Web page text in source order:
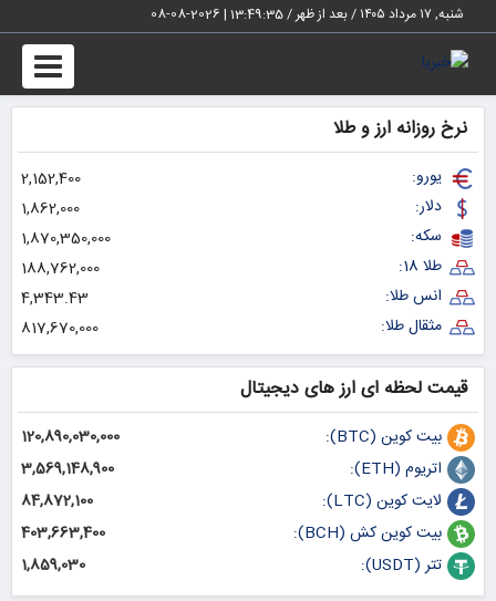
شنبه, ۱۷ مرداد ۱۴۰۵ / بعد از ظهر / 13:49:37
|
2026-08-08
نرخ روزانه ارز و طلا
یورو:
2,152,400
دلار:
1,862,000
سکه:
1,870,350,000
طلا 18:
188,762,000
انس طلا:
4,343.43
مثقال طلا:
817,670,000
قیمت لحظه ای ارز های دیجیتال
بیت کوین (BTC):
120,890,030,000
اتریوم (ETH):
3,569,148,900
لایت کوین (LTC):
84,872,100
بیت کوین کش (BCH):
403,663,400
تتر (USDT):
1,859,030